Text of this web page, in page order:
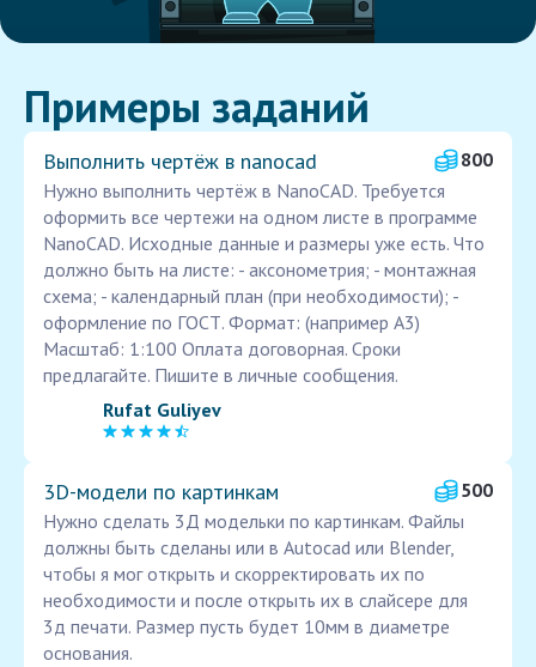
Примеры заданий
Выполнить чертёж в nanocad
800
Нужно выполнить чертёж в NanoCAD. Требуется
оформить все чертежи на одном листе в программе
NanoCAD. Исходные данные и размеры уже есть. Что
должно быть на листе: - аксонометрия; - монтажная
схема; - календарный план (при необходимости); -
оформление по ГОСТ. Формат: (например A3)
Масштаб: 1:100 Оплата договорная. Сроки
предлагайте. Пишите в личные сообщения.
Rufat Guliyev
3D-модели по картинкам
500
Нужно сделать 3Д модельки по картинкам. Файлы
должны быть сделаны или в Autocad или Blender,
чтобы я мог открыть и скорректировать их по
необходимости и после открыть их в слайсере для
3д печати. Размер пусть будет 10мм в диаметре
основания.